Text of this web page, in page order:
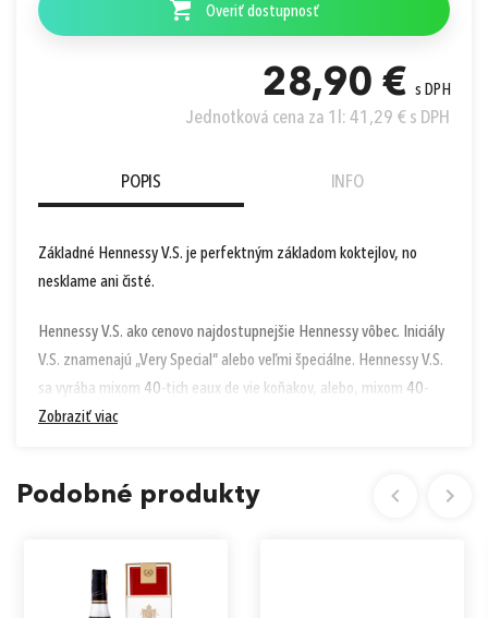
POPIS INFO
Základné Hennessy V.S. je perfektným základom koktejlov, no
nesklame ani čisté.
Hennessy V.S. ako cenovo najdostupnejšie Hennessy vôbec. Iniciály
V.S. znamenajú „Very Special“ alebo veľmi špeciálne. Hennessy V.S.
sa vyrába mixom 40-tich eaux de vie koňakov, alebo, mixom 40-
tich ešte nestarených koňakov. Po zmiešaní sa starí
Zobraziť viac
28,90 €s DPH
Jednotková cena za 1l: 41,29 € s DPH
Overiť dostupnosť
Podobné produkty